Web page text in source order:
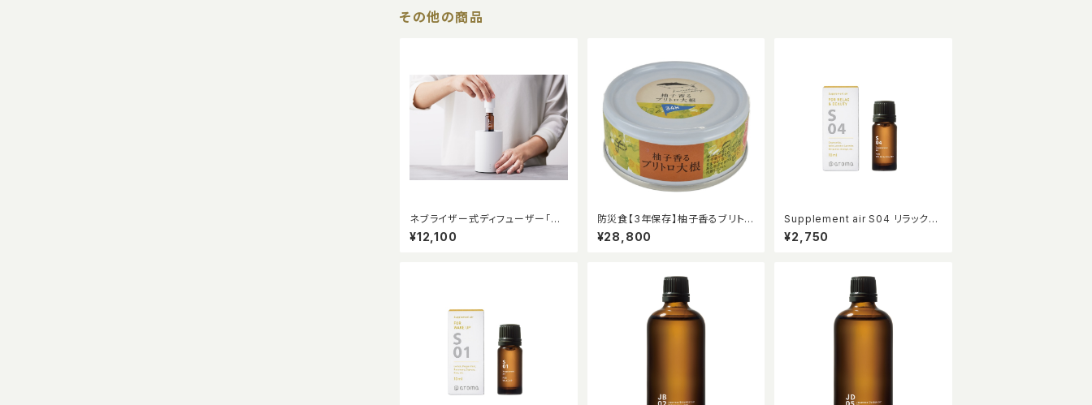
その他の商品
ネブライザー式ディフューザー「ワ
ン」（ホワイト）/約20畳用
¥12,100
防災食【3年保存】柚子香るブリトロ
大根48缶入り
¥28,800
Supplement air S04 リラックス
&ビューティー 10ml
¥2,750